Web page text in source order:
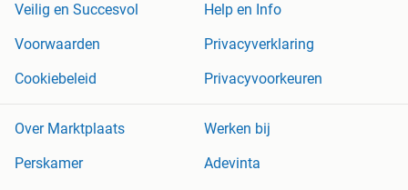
Veilig en Succesvol
Help en Info
Voorwaarden
Privacyverklaring
Cookiebeleid
Privacyvoorkeuren
Over Marktplaats
Werken bij
Perskamer
Adevinta